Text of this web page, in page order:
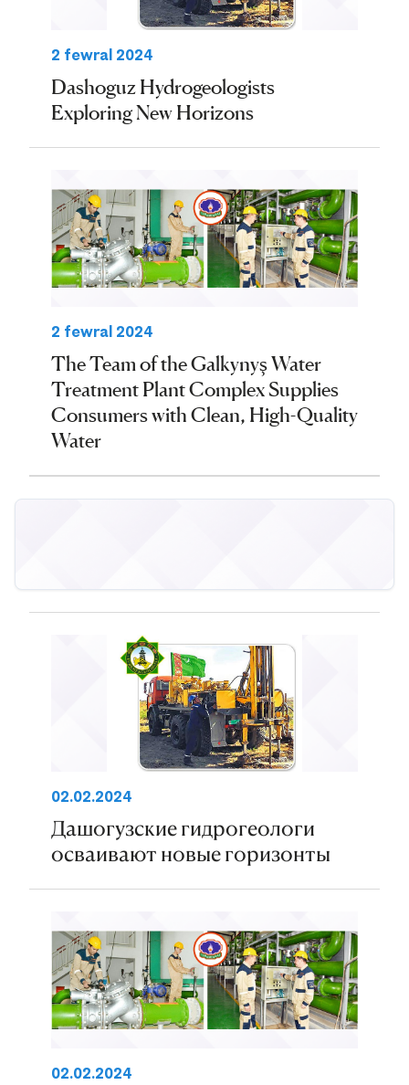
2 fewral 2024
Dashoguz Hydrogeologists
Exploring New Horizons
2 fewral 2024
The Team of the Galkynyş Water
Treatment Plant Complex Supplies
Consumers with Clean, High-Quality
Water
02.02.2024
Дашогузские гидрогеологи
осваивают новые горизонты
02.02.2024